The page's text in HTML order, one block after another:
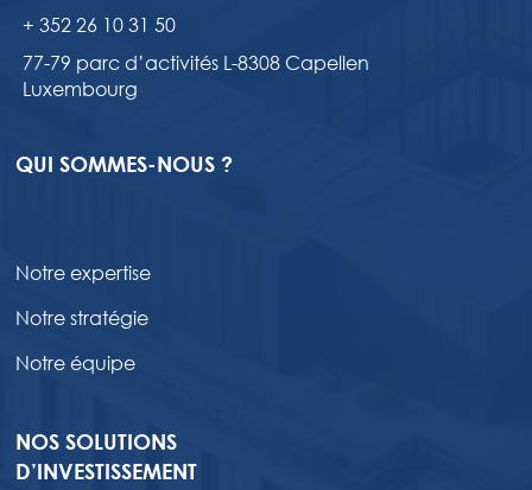
+ 352 26 10 31 50
77-79 parc d’activités L-8308 Capellen
Luxembourg
QUI SOMMES-NOUS ?
Notre expertise
Notre stratégie
Notre équipe
NOS SOLUTIONS
D’INVESTISSEMENT